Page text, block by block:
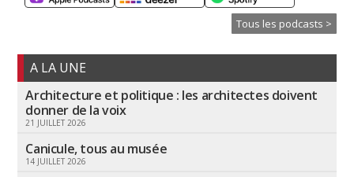
Tous les podcasts >
A LA UNE
Architecture et politique : les architectes doivent
donner de la voix
21 JUILLET 2026
Canicule, tous au musée
14 JUILLET 2026